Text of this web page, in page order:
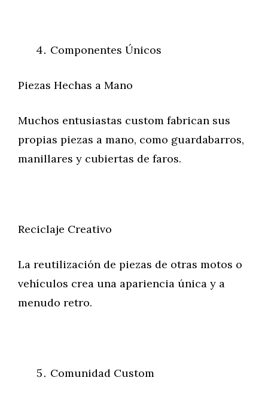
Componentes Únicos
Piezas Hechas a Mano
Muchos entusiastas custom fabrican sus
propias piezas a mano, como guardabarros,
manillares y cubiertas de faros.
Reciclaje Creativo
La reutilización de piezas de otras motos o
vehículos crea una apariencia única y a
menudo retro.
Comunidad Custom